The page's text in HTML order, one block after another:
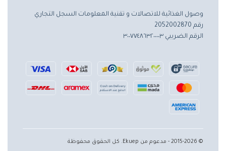
وصول الغذائية للاتصالات و تقنية المعلومات السجل التجاري
رقم 2052002870
الرقم الضريبي ٣٠٠٧٧٤٨٦٣٢٠٠٠٠٣
© 2015-2026 - مدعوم من Ekuep. كل الحقوق محفوظة